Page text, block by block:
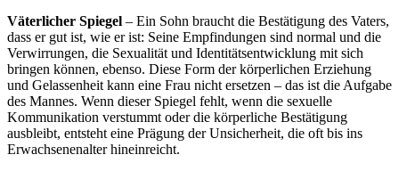
Väterlicher Spiegel – Ein Sohn braucht die Bestätigung des Vaters,
dass er gut ist, wie er ist: Seine Empfindungen sind normal und die
Verwirrungen, die Sexualität und Identitätsentwicklung mit sich
bringen können, ebenso. Diese Form der körperlichen Erziehung
und Gelassenheit kann eine Frau nicht ersetzen – das ist die Aufgabe
des Mannes. Wenn dieser Spiegel fehlt, wenn die sexuelle
Kommunikation verstummt oder die körperliche Bestätigung
ausbleibt, entsteht eine Prägung der Unsicherheit, die oft bis ins
Erwachsenenalter hineinreicht.